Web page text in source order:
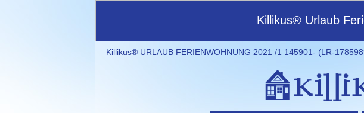
Killikus® Urlaub
Killikus® URLAUB FERIENWOHNUNG 2021 /1 145901- (LR-